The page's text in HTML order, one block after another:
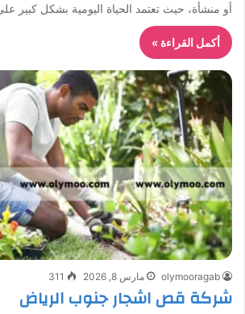
أو منشأة، حيث تعتمد الحياة اليومية بشكل كبير
أكمل القراءة »
olymooragab مارس 8, 2026 311
شركة قص اشجار جنوب الرياض